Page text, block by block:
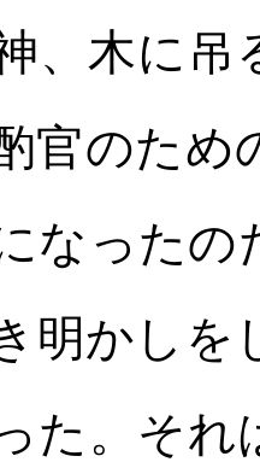
、木に吊
官のため
なった
明かしを
た。それ